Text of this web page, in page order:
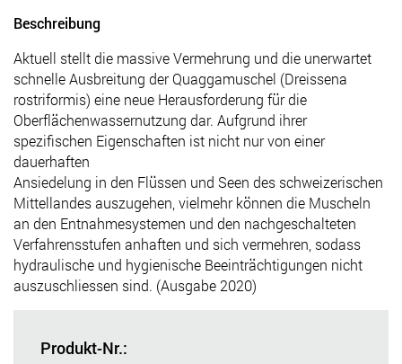
Beschreibung
Aktuell stellt die massive Vermehrung und die unerwartet
schnelle Ausbreitung der Quaggamuschel (Dreissena
rostriformis) eine neue Herausforderung für die
Oberflächenwassernutzung dar. Aufgrund ihrer
spezifischen Eigenschaften ist nicht nur von einer
dauerhaften
Ansiedelung in den Flüssen und Seen des schweizerischen
Mittellandes auszugehen, vielmehr können die Muscheln
an den Entnahmesystemen und den nachgeschalteten
Verfahrensstufen anhaften und sich vermehren, sodass
hydraulische und hygienische Beeinträchtigungen nicht
auszuschliessen sind. (Ausgabe 2020)
Produkt-Nr.: